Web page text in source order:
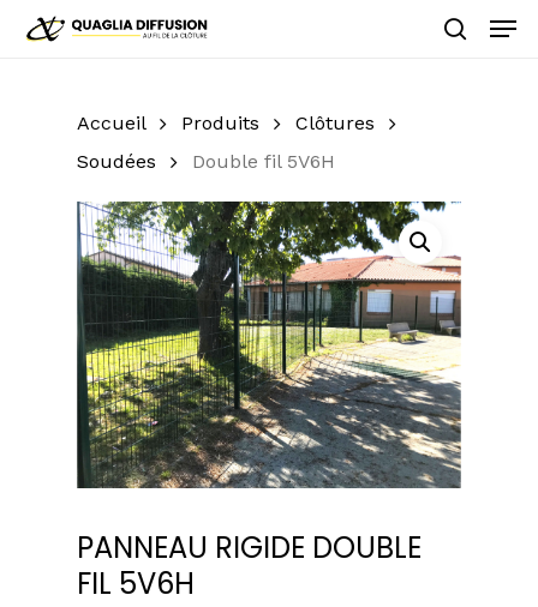
Skip
Accueil Produits
Clôtures
Soudées
Double fil 5V6H
PANNEAU RIGIDE DOUBLE
FIL 5V6H